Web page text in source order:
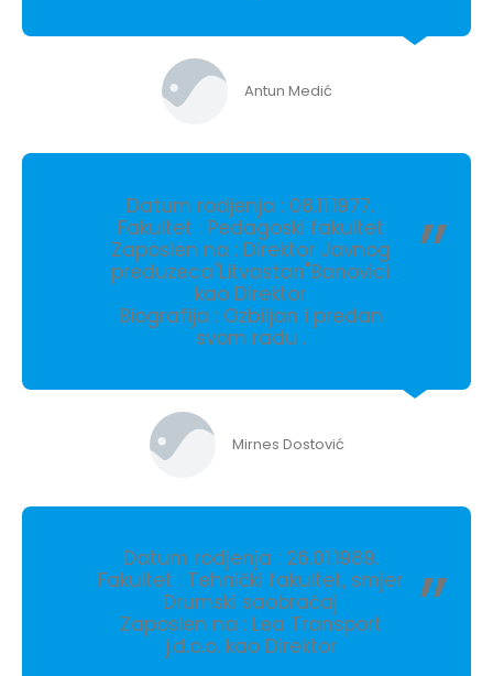
Antun Medić
Datum rodjenja : 08.11.1977.
Fakultet : Pedagoski fakultet
Zaposlen na : Direktor Javnog
preduzeca"Litvastan"Banovici
kao Direktor
Biografija : Ozbiljan i predan
svom radu .
Mirnes Dostović
Datum rodjenja : 26.01.1989.
Fakultet : Tehnički fakultet, smjer
Drumski saobraćaj
Zaposlen na : Lea Transport
j.d.o.o. kao Direktor